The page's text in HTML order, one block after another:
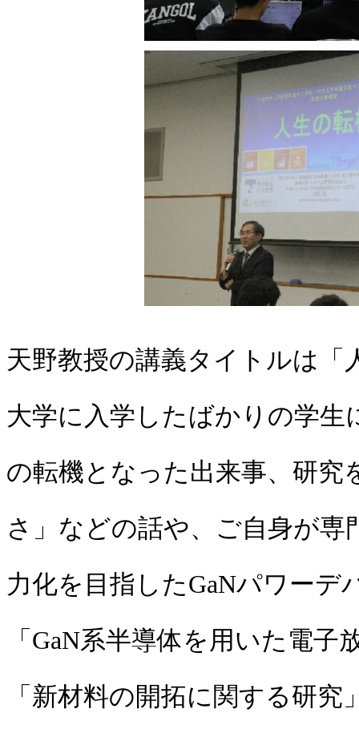
天野教授の講義タイトルは「
大学に入学したばかりの学生
の転機となった出来事、研究
さ」などの話や、ご自身が
力化を目指したGaNパワーデ
「GaN系半導体を用いた電
「新材料の開拓に関する研